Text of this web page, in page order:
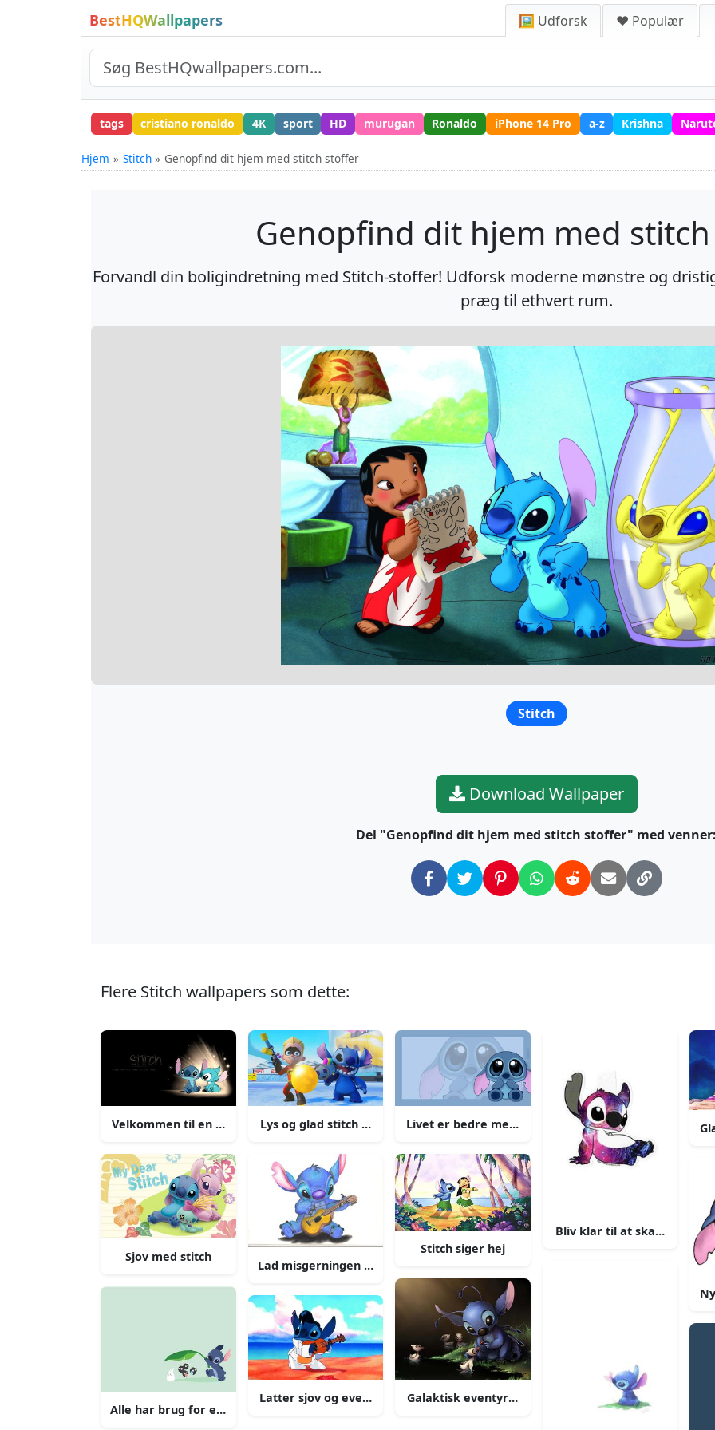
BestHQWallpapers 🖼️ Udforsk ❤️ Populær
tags cristiano ronaldo 4K sport HD murugan Ronaldo iPhone 14 Pro a-z Krishna
Hjem Stitch Genopfind dit hjem med stitch stoffer
Genopfind dit hjem med
Forvandl din boligindretning med Stitch-stoffer! Udforsk moderne mønstre og
præg til ethvert rum.
Stitch
Download Wallpaper
Del "Genopfind dit hjem med stitch stoffer" med
Flere Stitch wallpapers som dette:
Velkommen til en verden af besnærende sjov med stitch
Sjov med stitch
Alle har brug for en ven
Lys og glad stitch baggrund
Lad misgerningen begynde
Latter sjov og eventyr med stitch
Livet er bedre med stitch
Stitch siger hej
Galaktisk eventyrer stitch i aktion
Bliv klar til at skaffe lilo